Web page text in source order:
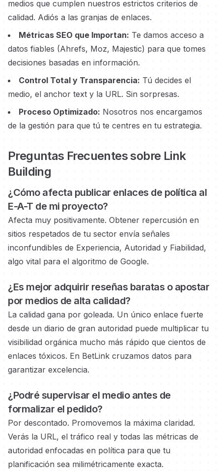
medios que cumplen nuestros estrictos criterios de
calidad. Adiós a las granjas de enlaces.
Métricas SEO que Importan: Te damos acceso a
datos fiables (Ahrefs, Moz, Majestic) para que tomes
decisiones basadas en información.
Control Total y Transparencia: Tú decides el
medio, el anchor text y la URL. Sin sorpresas.
Proceso Optimizado: Nosotros nos encargamos
de la gestión para que tú te centres en tu estrategia.
Preguntas Frecuentes sobre Link
Building
¿Cómo afecta publicar enlaces de política al
E-A-T de mi proyecto?
Afecta muy positivamente. Obtener repercusión en
sitios respetados de tu sector envía señales
inconfundibles de Experiencia, Autoridad y Fiabilidad,
algo vital para el algoritmo de Google.
¿Es mejor adquirir reseñas baratas oapostar
por medios de alta calidad?
La calidad gana por goleada. Un único enlace fuerte
desde un diario de gran autoridad puede multiplicar tu
visibilidad orgánica mucho más rápido que cientos de
enlaces tóxicos. En BetLink cruzamos datos para
garantizar excelencia.
¿Podré supervisar el medio antes de
formalizar el pedido?
Por descontado. Promovemos la máxima claridad.
Verás la URL, el tráfico real y todas las métricas de
autoridad enfocadas en política para que tu
planificación sea milimétricamente exacta.